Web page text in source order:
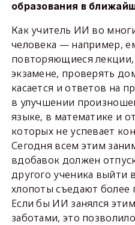
образования в
Как учитель ИИ во
человека — например,
повторяющиеся лекции,
экзамене, проверять
касается и ответов на
в улучшении
языке, в математике и
которых не успевает
Сегодня всем этим
вдобавок должен
другого ученика выйти
хлопоты съедают более
Если бы ИИ занялся
заботами, это